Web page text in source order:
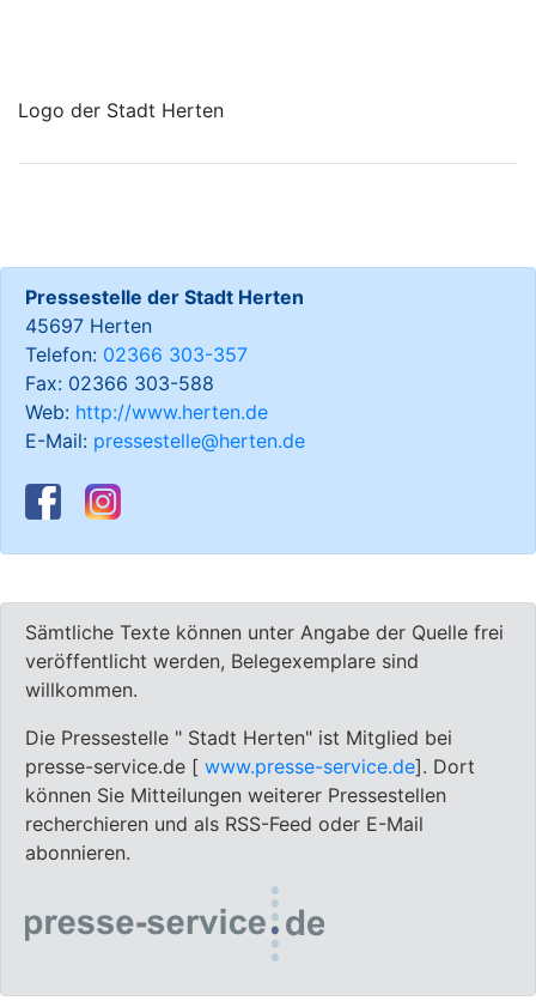
Logo der Stadt Herten
Pressestelle der Stadt Herten
45697 Herten
Telefon: 02366 303-357
Fax: 02366 303-588
Web: http://www.herten.de
E-Mail: pressestelle@herten.de
Sämtliche Texte können unter Angabe der Quelle frei
veröffentlicht werden, Belegexemplare sind
willkommen.
Die Pressestelle " Stadt Herten" ist Mitglied bei
presse-service.de [ www.presse-service.de]. Dort
können Sie Mitteilungen weiterer Pressestellen
recherchieren und als RSS-Feed oder E-Mail
abonnieren.